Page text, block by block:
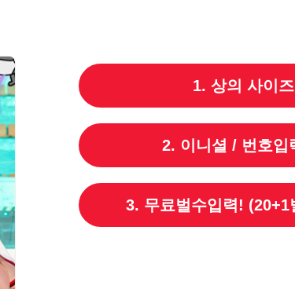
1. 상의 사이
2. 이니셜 / 번호입
3. 무료벌수입력! (20+1